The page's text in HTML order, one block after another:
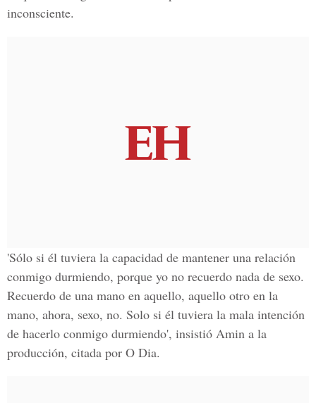
inconsciente.
'Sólo si él tuviera la capacidad de mantener una relación
conmigo durmiendo, porque yo no recuerdo nada de sexo.
Recuerdo de una mano en aquello, aquello otro en la
mano, ahora, sexo, no. Solo si él tuviera la mala intención
de hacerlo conmigo durmiendo', insistió Amin a la
producción, citada por O Dia.